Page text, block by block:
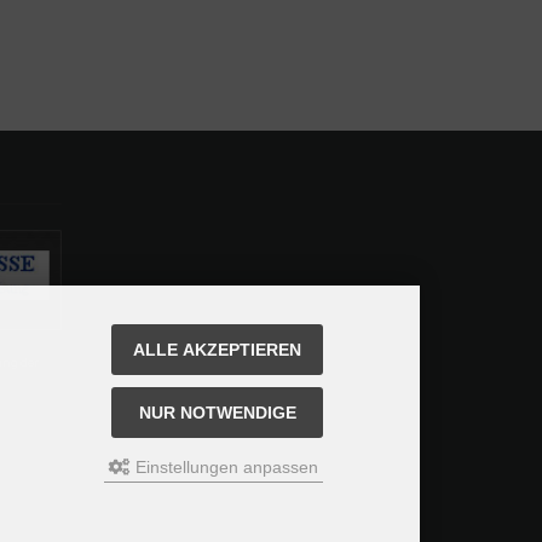
ALLE AKZEPTIEREN
NUR NOTWENDIGE
Einstellungen anpassen